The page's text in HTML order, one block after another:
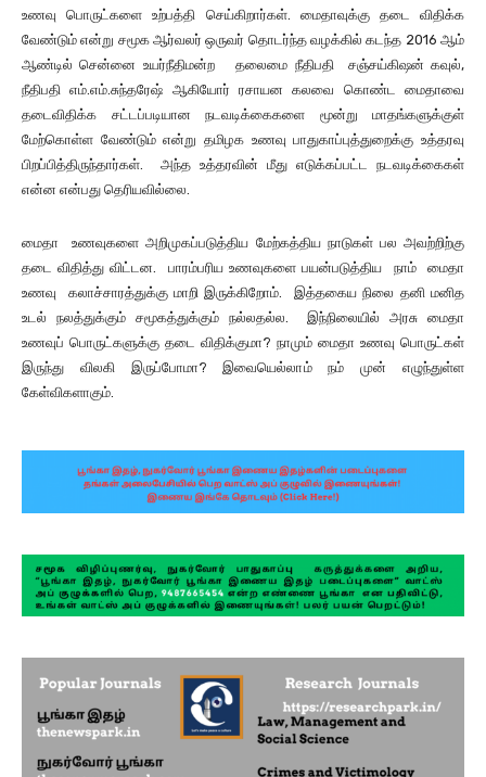
உணவு பொருட்களை உற்பத்தி செய்கிறார்கள். மைதாவுக்கு தடை விதிக்க
வேண்டும் என்று சமூக ஆர்வலர் ஒருவர் தொடர்ந்த வழக்கில் கடந்த 2016 ஆம்
ஆண்டில் சென்னை உயர்நீதிமன்ற தலைமை நீதிபதி சஞ்சய்கிஷன் கவுல்,
நீதிபதி எம்.எம்.சுந்தரேஷ் ஆகியோர் ரசாயன கலவை கொண்ட மைதாவை
தடைவிதிக்க சட்டப்படியான நடவடிக்கைகளை மூன்று மாதங்களுக்குள்
மேற்கொள்ள வேண்டும் என்று தமிழக உணவு பாதுகாப்புத்துறைக்கு உத்தரவு
பிறப்பித்திருந்தார்கள். அந்த உத்தரவின் மீது எடுக்கப்பட்ட நடவடிக்கைகள்
என்ன என்பது தெரியவில்லை.
மைதா உணவுகளை அறிமுகப்படுத்திய மேற்கத்திய நாடுகள் பல அவற்றிற்கு
தடை விதித்து விட்டன. பாரம்பரிய உணவுகளை பயன்படுத்திய நாம் மைதா
உணவு கலாச்சாரத்துக்கு மாறி இருக்கிறோம். இத்தகைய நிலை தனி மனித
உடல் நலத்துக்கும் சமூகத்துக்கும் நல்லதல்ல. இந்நிலையில் அரசு மைதா
உணவுப் பொருட்களுக்கு தடை விதிக்குமா? நாமும் மைதா உணவு பொருட்கள்
இருந்து விலகி இருப்போமா? இவையெல்லாம் நம் முன் எழுந்துள்ள
கேள்விகளாகும்.